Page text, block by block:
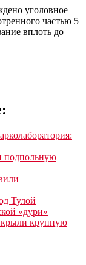
уголовное
частью 5
вплоть до
подпольную
Тулой
«дури»
крупную